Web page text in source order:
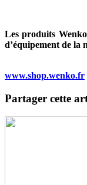
Les produits
d’équipement de la
www.shop.wenko.fr
Partager cette